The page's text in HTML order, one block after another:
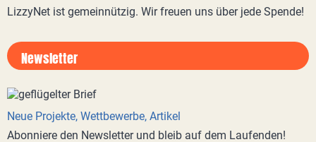
LizzyNet ist gemeinnützig. Wir freuen uns über jede Spende!
Newsletter
Neue Projekte, Wettbewerbe, Artikel
Abonniere den Newsletter und bleib auf dem Laufenden!